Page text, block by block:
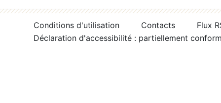
Conditions d'utilisation Contacts
Flux
Déclaration d'accessibilité : partiellement